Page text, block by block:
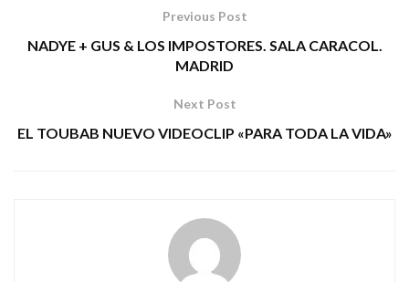
Previous Post
NADYE + GUS & LOS IMPOSTORES. SALA CARACOL.
MADRID
Next Post
EL TOUBAB NUEVO VIDEOCLIP «PARA TODA LA VIDA»